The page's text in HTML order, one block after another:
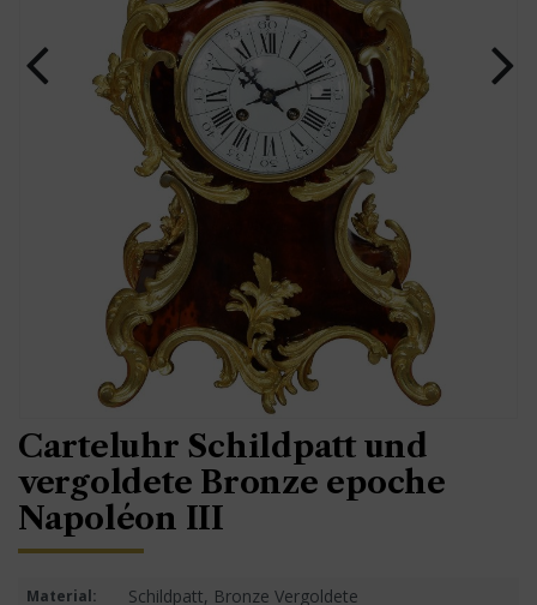
Carteluhr Schildpatt und
vergoldete Bronze epoche
Napoléon III
Material: Schildpatt, Bronze Vergoldete